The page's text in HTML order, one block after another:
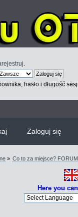
hasło i długość
Zaloguj się
» Co to za miejsce?
Here you